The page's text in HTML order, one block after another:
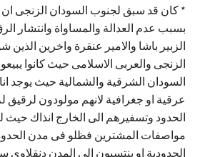
* كان قد سبق لجنوب السودان الزنجى
بسبب عدم العدالة والمساواة وانتشار
الزبير باشا والامير عنقرة واخرين الذين
الزنجى والعربى الاسلامى حيث كانوا
السودان الشرقية والشمالية حيث يوجد
عرقية او جغرافية لانهم مولودون
الحدود وتسفيرهم الى الخارج انذاك حيث
مواصفات المشترين فظلو فى مدن الحدود
الحدودية او ينتسبون الى المدن دنقلاوى